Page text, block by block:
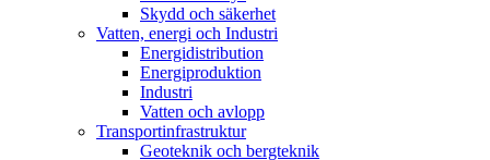
Skydd och säkerhet
Vatten, energi och Industri
Energidistribution
Energiproduktion
Industri
Vatten och avlopp
Transportinfrastruktur
Geoteknik och bergteknik